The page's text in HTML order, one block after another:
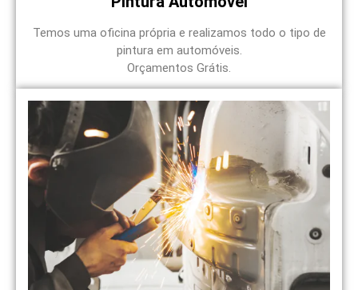
Temos uma oficina própria e realizamos todo o tipo de
pintura em automóveis.
Orçamentos Grátis.